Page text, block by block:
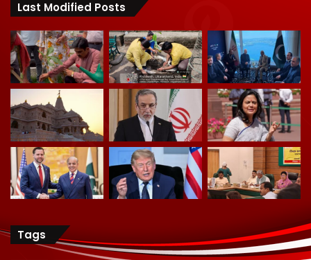
Last Modified Posts
Tags